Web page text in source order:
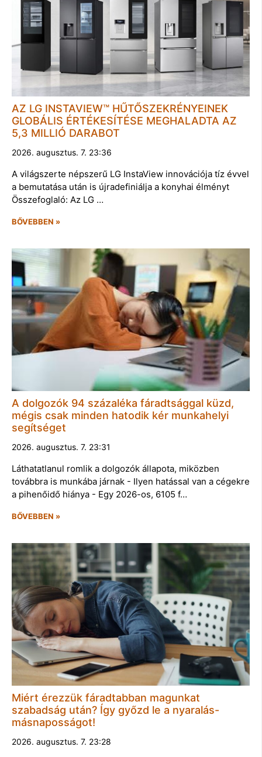
AZ LG INSTAVIEW™ HŰTŐSZEKRÉNYEINEK
GLOBÁLIS ÉRTÉKESÍTÉSE MEGHALADTA AZ
5,3 MILLIÓ DARABOT
2026. augusztus. 7. 23:36
A világszerte népszerű LG InstaView innovációja tíz évvel
a bemutatása után is újradefiniálja a konyhai élményt
Összefoglaló: Az LG …
BŐVEBBEN »
A dolgozók 94 százaléka fáradtsággal küzd,
mégis csak minden hatodik kér munkahelyi
segítséget
2026. augusztus. 7. 23:31
Láthatatlanul romlik a dolgozók állapota, miközben
továbbra is munkába járnak - Ilyen hatással van a cégekre
a pihenőidő hiánya - Egy 2026-os, 6105 f…
BŐVEBBEN »
Miért érezzük fáradtabban magunkat
szabadság után? Így győzd le a nyaralás-
másnaposságot!
2026. augusztus. 7. 23:28